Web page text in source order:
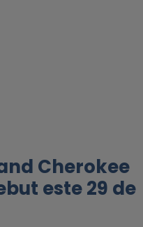
Cherokee
este 29 de